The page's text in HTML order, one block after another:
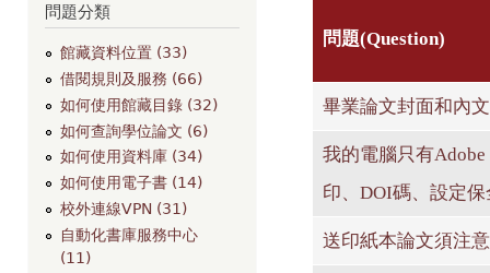
問題分類
館藏資料位置 (33)
借閱規則及服務 (66)
如何使用館藏目錄 (32)
如何查詢學位論文 (6)
如何使用資料庫 (34)
如何使用電子書 (14)
校外連線VPN (31)
自動化書庫服務中心
(11)
問題(Question)
畢業論文封面和內
我的電腦只有
印、DOI碼、設定保
送印紙本論文須注